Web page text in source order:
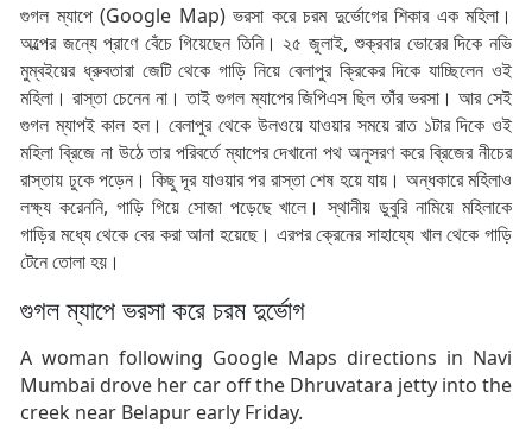
গুগল ম্যাপে (Google Map) ভরসা করে চরম দুর্ভোগের শিকার এক মহিলা।
অল্পের জন্যে প্রাণে বেঁচে গিয়েছেন তিনি। ২৫ জুলাই, শুক্রবার ভোরের দিকে নভি
মুম্বইয়ের ধ্রুবতারা জেটি থেকে গাড়ি নিয়ে বেলাপুর ক্রিকের দিকে যাচ্ছিলেন ওই
মহিলা। রাস্তা চেনেন না। তাই গুগল ম্যাপের জিপিএস ছিল তাঁর ভরসা। আর সেই
গুগল ম্যাপই কাল হল। বেলাপুর থেকে উলওয়ে যাওয়ার সময়ে রাত ১টার দিকে ওই
মহিলা ব্রিজে না উঠে তার পরিবর্তে ম্যাপের দেখানো পথ অনুসরণ করে ব্রিজের নীচের
রাস্তায় ঢুকে পড়েন। কিছু দূর যাওয়ার পর রাস্তা শেষ হয়ে যায়। অন্ধকারে মহিলাও
লক্ষ্য করেননি, গাড়ি গিয়ে সোজা পড়েছে খালে। স্থানীয় ডুবুরি নামিয়ে মহিলাকে
গাড়ির মধ্যে থেকে বের করা আনা হয়েছে। এরপর ক্রেনের সাহায্যে খাল থেকে গাড়ি
টেনে তোলা হয়।
গুগল ম্যাপে ভরসা করে চরম দুর্ভোগ
A woman following Google Maps directions in Navi
Mumbai drove her car off the Dhruvatara jetty into the
creek near Belapur early Friday.